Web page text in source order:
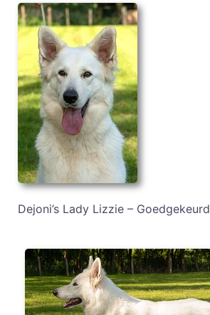
Dejoni’s Lady Lizzie – Goedgekeurd